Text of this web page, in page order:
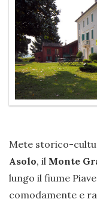
Mete storico-
Asolo, il Monte
lungo il fiume
comodamente e